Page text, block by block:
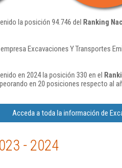
la posición 94.746 del Ranking
Excavaciones Y Transportes
en 2024 la posición 330 en el
en 20 posiciones respecto al
Acceda a toda la información de
- 2024